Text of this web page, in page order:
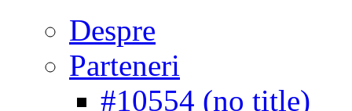
Despre
Parteneri
#10554 (no title)